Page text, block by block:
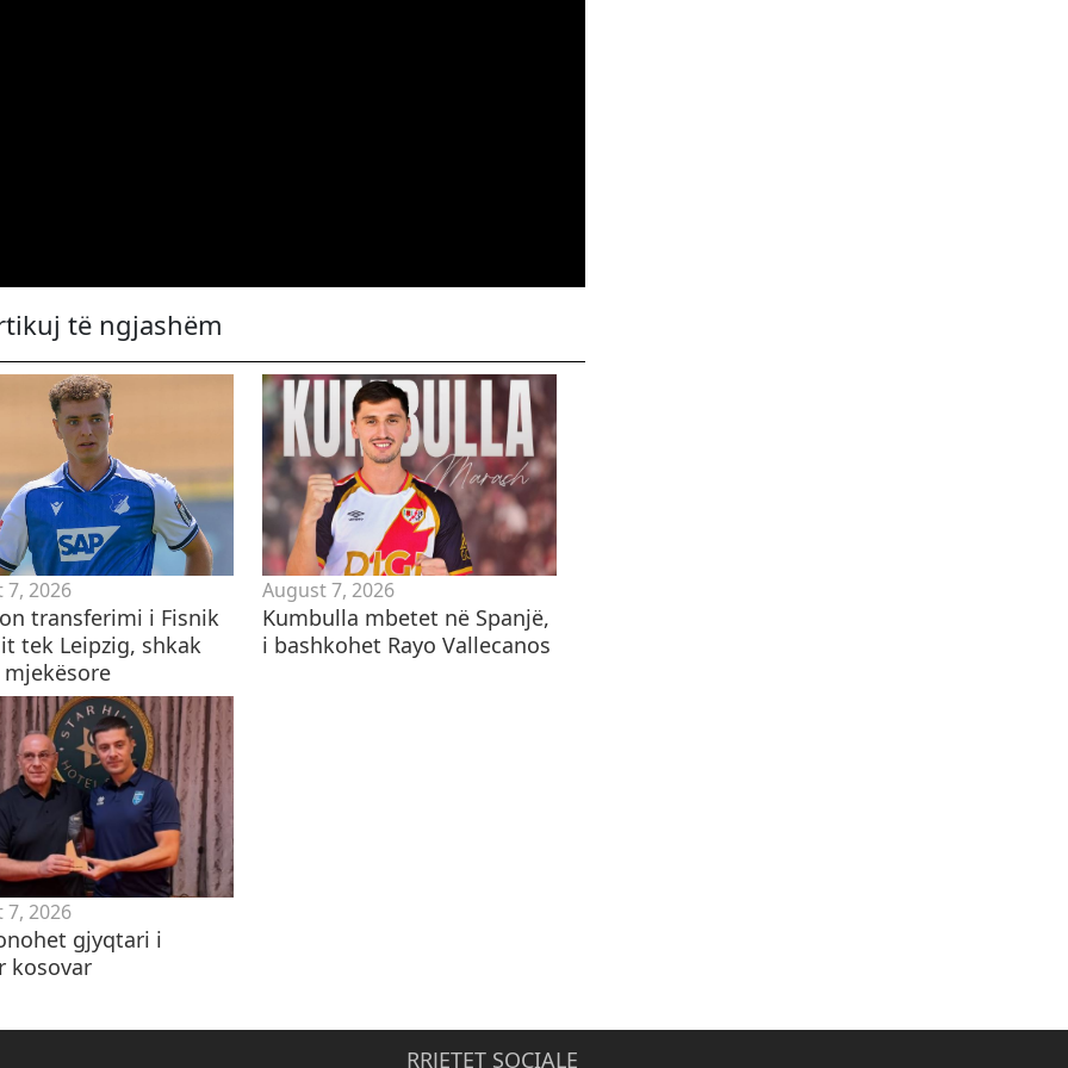
të ngjashëm
7, 2026
transferimi i Fisnik
tek Leipzig, shkak
August 7, 2026
Kumbulla mbetet në Spanjë,
i bashkohet Rayo Vallecanos
7, 2026
gjyqtari i
kosovar
RRJETET SOCIALE